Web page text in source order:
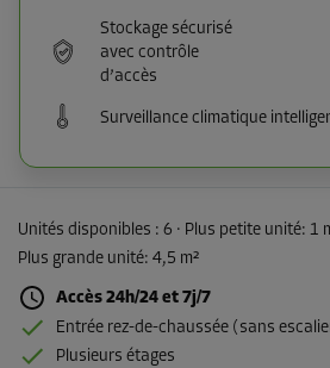
Stockage sécurisé
avec contrôle
d’accès
Surveillance climatique
Unités disponibles : 6 · Plus petite unité: 1
Plus grande unité: 4,5 m²
Accès 24h/24 et 7j/7
Entrée rez-de-chaussée (sans
Plusieurs étages